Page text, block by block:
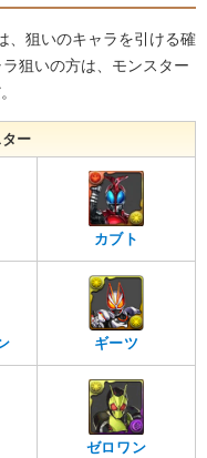
狙いのキャラを引ける確
狙いの方は、モンスター
ー
カブト
ギーツ
ゼロワン